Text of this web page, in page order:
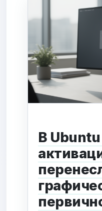
стандартной
ввод данных...
В Ubuntu